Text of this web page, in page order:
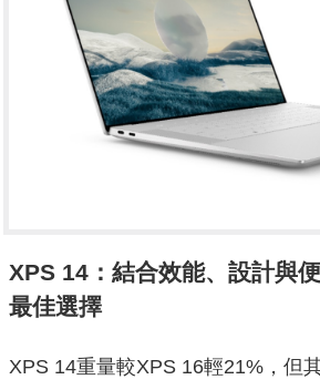
XPS 14：結合效能、設計與
最佳選擇
XPS 14重量較XPS 16輕21%，但